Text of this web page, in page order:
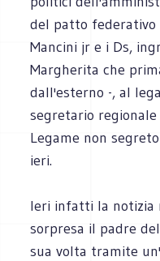
del patto federativo
Mancini jr e i Ds,
Margherita che
dall'esterno -, al
segretario regionale
Legame non
ieri.
Ieri infatti la notizia
sorpresa il padre
sua volta tramite